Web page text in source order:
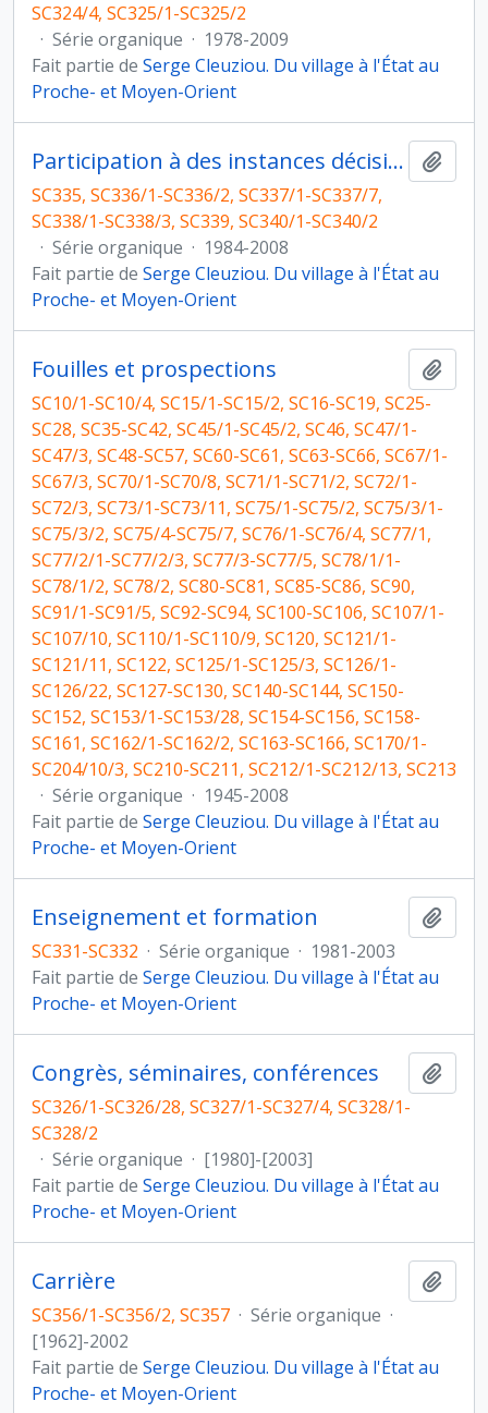
SC324/4, SC325/1-SC325/2
· Série organique · 1978-2009
Fait partie de Serge Cleuziou. Du village à l'État au
Proche- et Moyen-Orient
Participation à des instances décisionnelles ou consultatives
SC335, SC336/1-SC336/2, SC337/1-SC337/7,
SC338/1-SC338/3, SC339, SC340/1-SC340/2
· Série organique · 1984-2008
Fait partie de Serge Cleuziou. Du village à l'État au
Proche- et Moyen-Orient
Fouilles et prospections
SC10/1-SC10/4, SC15/1-SC15/2, SC16-SC19, SC25-
SC28, SC35-SC42, SC45/1-SC45/2, SC46, SC47/1-
SC47/3, SC48-SC57, SC60-SC61, SC63-SC66, SC67/1-
SC67/3, SC70/1-SC70/8, SC71/1-SC71/2, SC72/1-
SC72/3, SC73/1-SC73/11, SC75/1-SC75/2, SC75/3/1-
SC75/3/2, SC75/4-SC75/7, SC76/1-SC76/4, SC77/1,
SC77/2/1-SC77/2/3, SC77/3-SC77/5, SC78/1/1-
SC78/1/2, SC78/2, SC80-SC81, SC85-SC86, SC90,
SC91/1-SC91/5, SC92-SC94, SC100-SC106, SC107/1-
SC107/10, SC110/1-SC110/9, SC120, SC121/1-
SC121/11, SC122, SC125/1-SC125/3, SC126/1-
SC126/22, SC127-SC130, SC140-SC144, SC150-
SC152, SC153/1-SC153/28, SC154-SC156, SC158-
SC161, SC162/1-SC162/2, SC163-SC166, SC170/1-
SC204/10/3, SC210-SC211, SC212/1-SC212/13, SC213
· Série organique · 1945-2008
Fait partie de Serge Cleuziou. Du village à l'État au
Proche- et Moyen-Orient
Enseignement et formation
SC331-SC332 · Série organique · 1981-2003
Fait partie de Serge Cleuziou. Du village à l'État au
Proche- et Moyen-Orient
Congrès, séminaires, conférences
SC326/1-SC326/28, SC327/1-SC327/4, SC328/1-
SC328/2
· Série organique · [1980]-[2003]
Fait partie de Serge Cleuziou. Du village à l'État au
Proche- et Moyen-Orient
Carrière
SC356/1-SC356/2, SC357 · Série organique ·
[1962]-2002
Fait partie de Serge Cleuziou. Du village à l'État au
Proche- et Moyen-Orient